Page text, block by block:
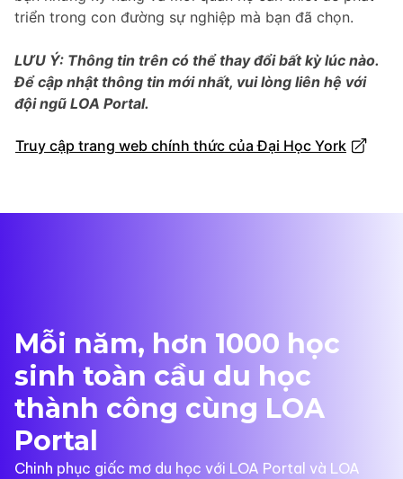
triển trong con đường sự nghiệp mà bạn đã chọn.
LƯU Ý: Thông tin trên có thể thay đổi bất kỳ lúc nào.
Để cập nhật thông tin mới nhất, vui lòng liên hệ với
đội ngũ LOA Portal.
Truy cập trang web chính thức của Đại Học York
Mỗi năm, hơn 1000 học
sinh toàn cầu du học
thành công cùng LOA
Portal
Chinh phục giấc mơ du học với LOA Portal và LOA